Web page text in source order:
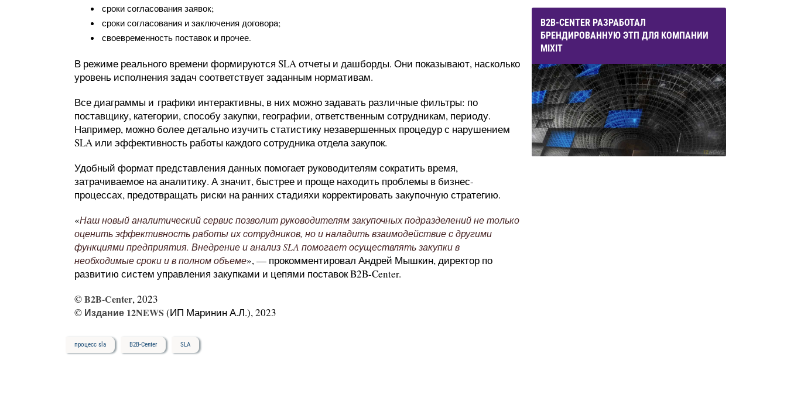
сроки согласования заявок;
сроки согласования и заключения договора;
своевременность поставок и прочее.
В режиме реального времени формируются SLA отчеты и дашборды. Они показывают, насколько
уровень исполнения задач соответствует заданным нормативам.
Все диаграммы и графики интерактивны, в них можно задавать различные фильтры: по
поставщику, категории, способу закупки, географии, ответственным сотрудникам, периоду.
Например, можно более детально изучить статистику незавершенных процедур с нарушением
SLA или эффективность работы каждого сотрудника отдела закупок.
Удобный формат представления данных помогает руководителям сократить время,
затрачиваемое на аналитику. А значит, быстрее и проще находить проблемы в бизнес-
процессах, предотвращать риски на ранних стадияхи корректировать закупочную стратегию.
«Наш новый аналитический сервис позволит руководителям закупочных подразделений не только
оценить эффективность работы их сотрудников, но и наладить взаимодействие с другими
функциями предприятия. Внедрение и анализ SLA помогает осуществлять закупки в
необходимые сроки и в полном объеме», — прокомментировал Андрей Мышкин, директор по
развитию систем управления закупками и цепями поставок B2B-Center.
©B2B-Center, 2023
© Издание 12NEWS (ИП Маринин А.Л.), 2023
процесс sla B2B-Center SLA
B2B-CENTER РАЗРАБОТАЛ
БРЕНДИРОВАННУЮ ЭТП ДЛЯ КОМПАНИИ
MIXIT